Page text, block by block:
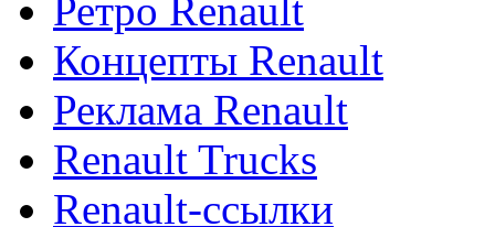
Ретро Renault
Концепты Renault
Реклама Renault
Renault Trucks
Renault-ссылки